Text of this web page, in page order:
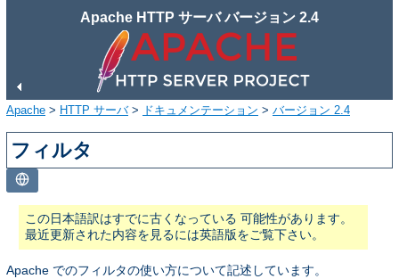
Apache HTTP サーバ バージョン 2.4
Apache > HTTP サーバ> ドキュメンテーション > バージョン 2.4
フィルタ
この日本語訳はすでに古くなっている 可能性があります。
最近更新された内容を見るには英語版をご覧下さい。
Apache でのフィルタの使い方について記述しています。